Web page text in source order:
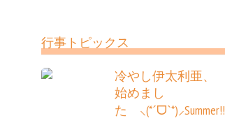
行事トピックス
冷やし伊太利亜、
始めまし
た ⸜(*ˊᗜˋ*)⸝Summer!!